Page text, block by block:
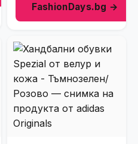
FashionDays.bg →